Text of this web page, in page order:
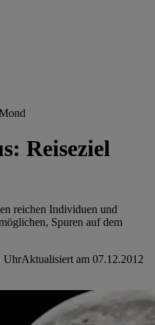
Reiseziel
reichen Individuen und
Spuren auf dem
UhrAktualisiert am 07.12.2012